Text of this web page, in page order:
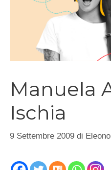
Manuela
Ischia
9 Settembre 2009 di